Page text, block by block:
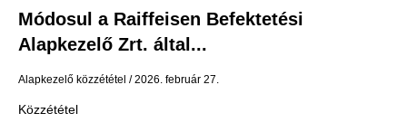
Módosul a Raiffeisen Befektetési
Alapkezelő Zrt. által...
Alapkezelő közzététel 2026. február 27.
Közzététel